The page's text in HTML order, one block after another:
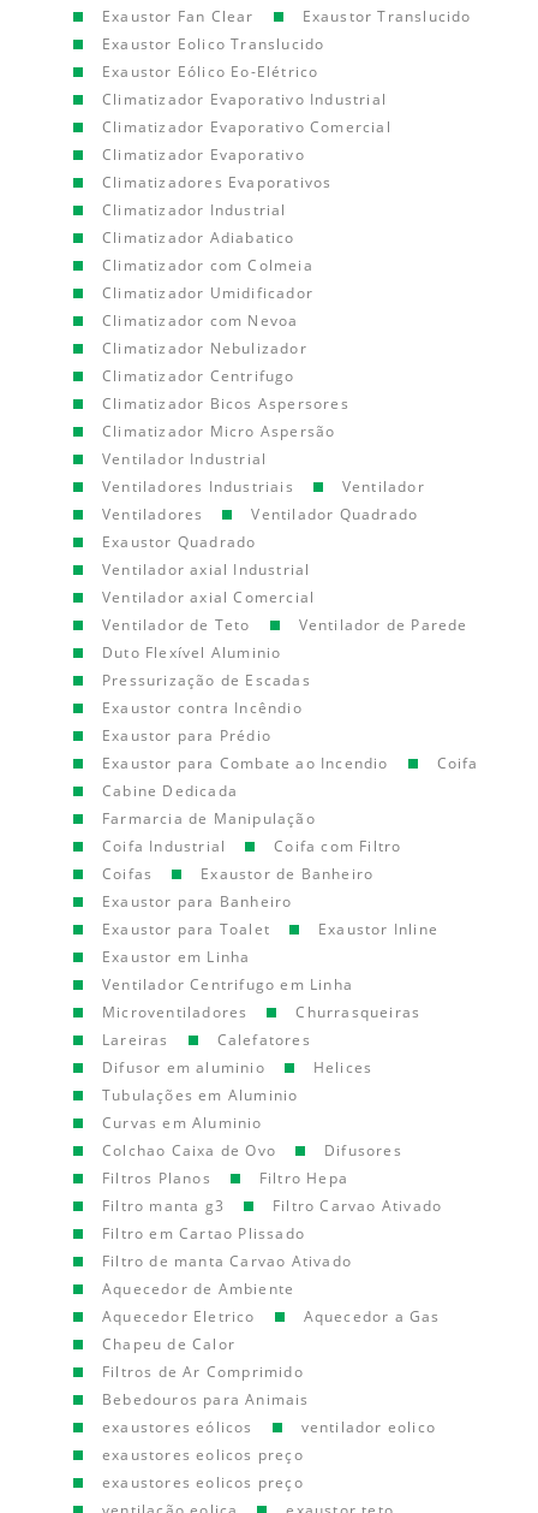
Exaustor Fan Clear
Exaustor Translucido
Exaustor Eolico Translucido
Exaustor Eólico Eo-Elétrico
Climatizador Evaporativo Industrial
Climatizador Evaporativo Comercial
Climatizador Evaporativo
Climatizadores Evaporativos
Climatizador Industrial
Climatizador Adiabatico
Climatizador com Colmeia
Climatizador Umidificador
Climatizador com Nevoa
Climatizador Nebulizador
Climatizador Centrifugo
Climatizador Bicos Aspersores
Climatizador Micro Aspersão
Ventilador Industrial
Ventiladores Industriais
Ventilador
Ventiladores
Ventilador Quadrado
Exaustor Quadrado
Ventilador axial Industrial
Ventilador axial Comercial
Ventilador de Teto
Ventilador de Parede
Duto Flexível Aluminio
Pressurização de Escadas
Exaustor contra Incêndio
Exaustor para Prédio
Exaustor para Combate ao Incendio
Coifa
Cabine Dedicada
Farmarcia de Manipulação
Coifa Industrial
Coifa com Filtro
Coifas
Exaustor de Banheiro
Exaustor para Banheiro
Exaustor para Toalet
Exaustor Inline
Exaustor em Linha
Ventilador Centrifugo em Linha
Microventiladores
Churrasqueiras
Lareiras
Calefatores
Difusor em aluminio
Helices
Tubulações em Aluminio
Curvas em Aluminio
Colchao Caixa de Ovo
Difusores
Filtros Planos
Filtro Hepa
Filtro manta g3
Filtro Carvao Ativado
Filtro em Cartao Plissado
Filtro de manta Carvao Ativado
Aquecedor de Ambiente
Aquecedor Eletrico
Aquecedor a Gas
Chapeu de Calor
Filtros de Ar Comprimido
Bebedouros para Animais
exaustores eólicos
ventilador eolico
exaustores eolicos preço
exaustores eolicos preço